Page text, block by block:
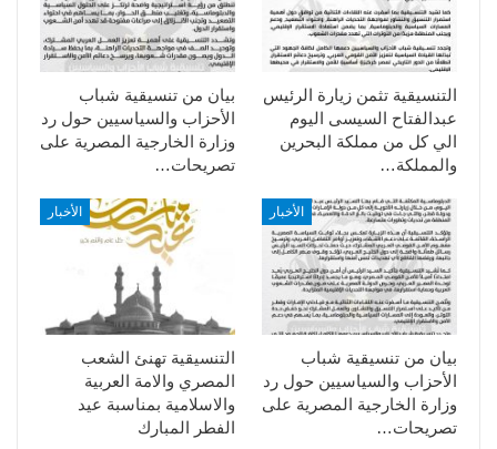
بيان من تنسيقية شباب
الأحزاب والسياسيين حول رد
وزارة الخارجية المصرية على
تصريحات…
التنسيقية تثمن زيارة الرئيس
عبدالفتاح السيسى اليوم
الي كل من مملكة البحرين
والمملكة…
الأخبار
التنسيقية تهنئ الشعب
المصري والامة العربية
والاسلامية بمناسبة عيد
الفطر المبارك
الأخبار
بيان من تنسيقية شباب
الأحزاب والسياسيين حول رد
وزارة الخارجية المصرية على
تصريحات…